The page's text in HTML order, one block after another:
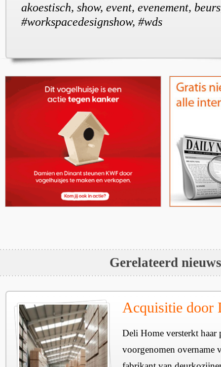
akoestisch, show, event, evenement,
#workspacedesignshow, #wds
Gerelateerd nieuws
Acquisitie door
Deli Home versterkt haar
voorgenomen overname